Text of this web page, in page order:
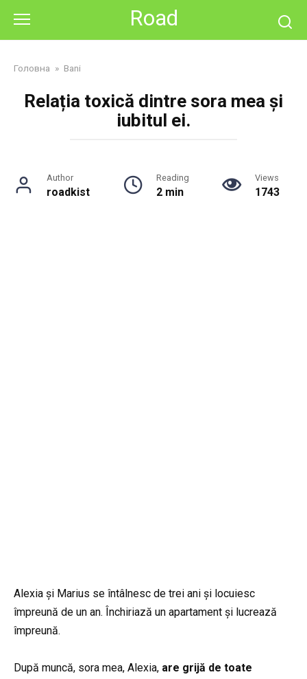
content
Road
Головна » Bani
Relația toxică dintre sora mea și
iubitul ei.
Author
roadkist
Reading
2 min
Views
1743
Alexia și Marius se întâlnesc de trei ani și locuiesc
împreună de un an. Închiriază un apartament și lucrează
împreună.
După muncă, sora mea, Alexia, are grijă de toate